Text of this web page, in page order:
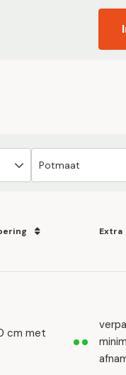
Extra
cm met